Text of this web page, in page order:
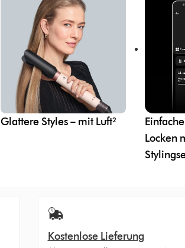
Glattere Styles – mit Luft²
Locken
Kostenlose Lieferung